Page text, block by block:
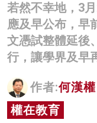
商業
科技
名家榜
灼見活動
若然不幸地，3
應及早公布，早
文憑試整體延後
行，讓學界及早
作者:何漢權
權在教育